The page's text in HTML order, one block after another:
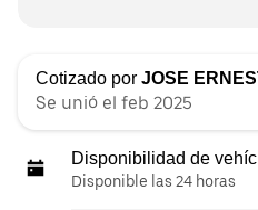
Cotizado por JOSE
Se unió el feb 2025
Disponibilidad de
Disponible las 24 horas